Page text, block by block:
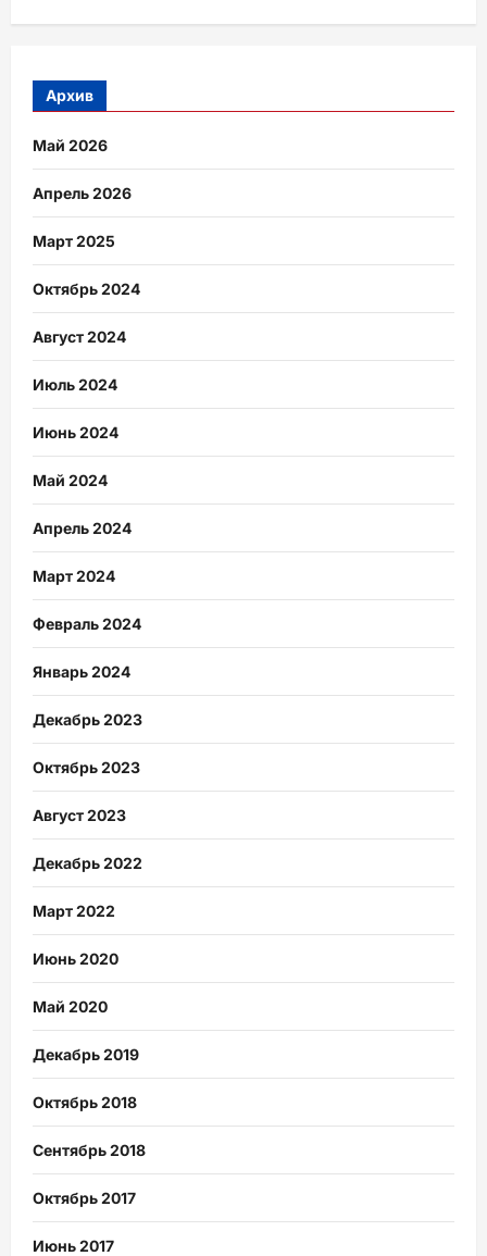
Архив
Май 2026
Апрель 2026
Март 2025
Октябрь 2024
Август 2024
Июль 2024
Июнь 2024
Май 2024
Апрель 2024
Март 2024
Февраль 2024
Январь 2024
Декабрь 2023
Октябрь 2023
Август 2023
Декабрь 2022
Март 2022
Июнь 2020
Май 2020
Декабрь 2019
Октябрь 2018
Сентябрь 2018
Октябрь 2017
Июнь 2017